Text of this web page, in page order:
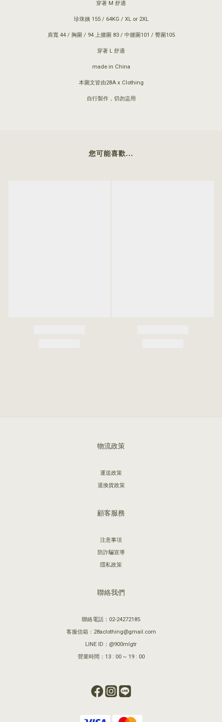
穿著 M 舒適
珍珠姨 155 / 64KG / XL or 2XL
肩寬 44 / 胸圍 / 94 上腰圍 83 / 中腰圍101 / 臀圍105
穿著 L 舒適
made in China
本圖文皆由28A x Clothing
自行製作，切勿盜用
您可能喜歡...
物流政策
運送政策
退換貨政策
顧客服務
注意事項
防詐騙宣導
隱私政策
聯絡我們
聯絡電話：02-24272185
客服信箱：28aclothing@gmail.com
LINE ID：@900mlgtr
營業時間：13 : 00 ~ 19 : 00